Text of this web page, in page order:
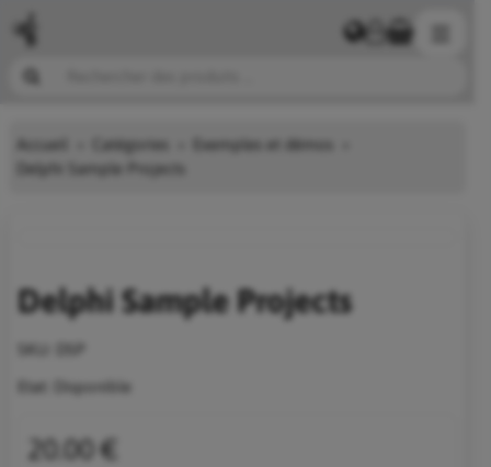
Accueil Catégories
Exemples et démos
Delphi Sample Projects
Delphi Sample Projects
Etat:
Disponible
20.00 €